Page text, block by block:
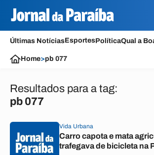
Últimas NotíciasEsportesPolíticaQual a
Home>pb 077
Resultados para a tag:
pb 077
Vida Urbana
Carro capota e mata
trafegava de bicicleta na